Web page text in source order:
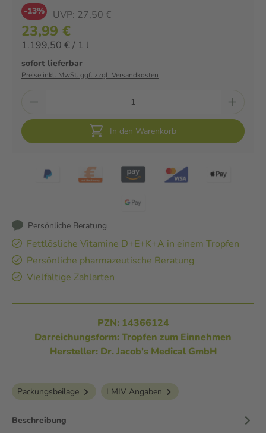
-13% UVP: 27,50 €
23,99 €
1.199,50 € / 1 l
sofort lieferbar
Preise inkl. MwSt. ggf. zzgl. Versandkosten
In den Warenkorb
Persönliche Beratung
Fettlösliche Vitamine D+E+K+A in einem Tropfen
Persönliche pharmazeutische Beratung
Vielfältige Zahlarten
PZN: 14366124
Darreichungsform: Tropfen zum Einnehmen
Hersteller: Dr. Jacob's Medical GmbH
Packungsbeilage LMIV Angaben
Beschreibung